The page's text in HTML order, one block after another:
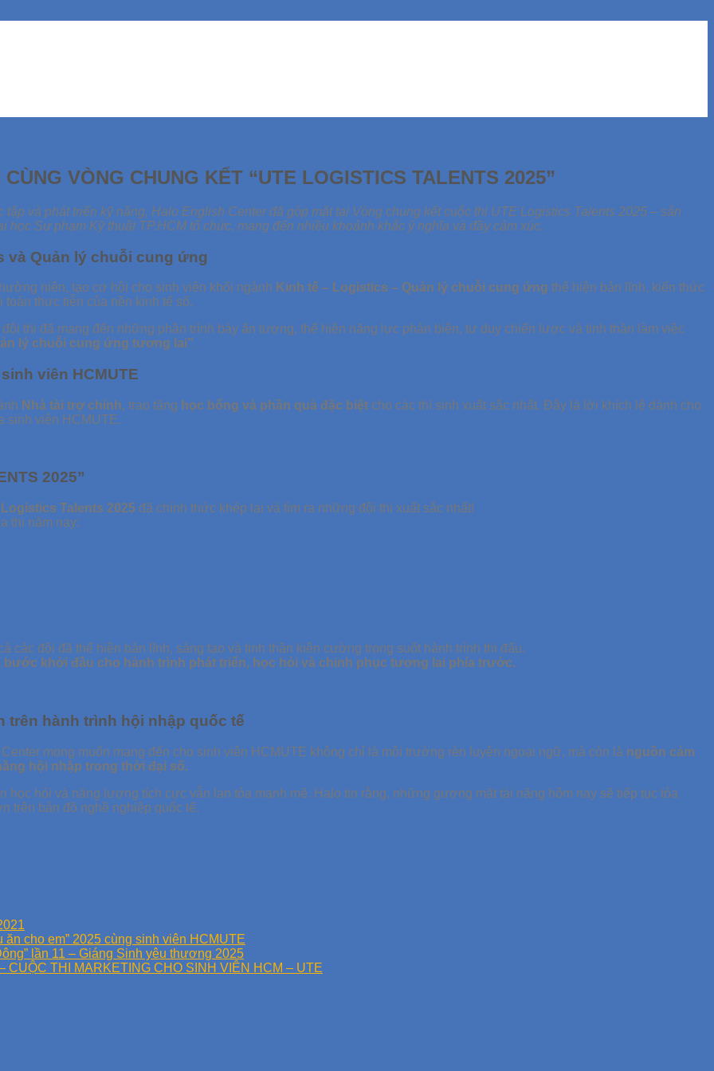
VÒNG CHUNG KẾT “UTE LOGISTICS TALENTS 2025”
và phát triển kỹ năng, Halo English Center đã góp mặt tại Vòng chung kết cuộc thi UTE Logistics Talents 2025 – sân
Sư phạm Kỹ thuật TP.HCM tổ chức, mang đến nhiều khoảnh khắc ý nghĩa và đầy cảm xúc.
và Quản lý chuỗi cung ứng
niên, tạo cơ hội cho sinh viên khối ngành Kinh tế – Logistics – Quản lý chuỗi cung ứng thể hiện bản lĩnh, kiến thức
thực tiễn của nền kinh tế số.
thi đã mang đến những phần trình bày ấn tượng, thể hiện năng lực phản biện, tư duy chiến lược và tinh thần làm việc
lý chuỗi cung ứng tương lai”.
viên HCMUTE
Nhà tài trợ chính, trao tặng học bổng và phần quà đặc biệt cho các thí sinh xuất sắc nhất. Đây là lời khích lệ dành cho
sinh viên HCMUTE.
2025”
Talents 2025 đã chính thức khép lại và tìm ra những đội thi xuất sắc nhất!
thi năm nay:
các đội đã thể hiện bản lĩnh, sáng tạo và tinh thần kiên cường trong suốt hành trình thi đấu.
bước khởi đầu cho hành trình phát triển, học hỏi và chinh phục tương lai phía trước.
trên hành trình hội nhập quốc tế
mong muốn mang đến cho sinh viên HCMUTE không chỉ là môi trường rèn luyện ngoại ngữ, mà còn là nguồn cảm
hội nhập trong thời đại số.
học hỏi và năng lượng tích cực vẫn lan tỏa mạnh mẽ. Halo tin rằng, những gương mặt tài năng hôm nay sẽ tiếp tục tỏa
trên bản đồ nghề nghiệp quốc tế.
cho em” 2025 cùng sinh viên HCMUTE
lần 11 – Giáng Sinh yêu thương 2025
THI MARKETING CHO SINH VIÊN HCM – UTE